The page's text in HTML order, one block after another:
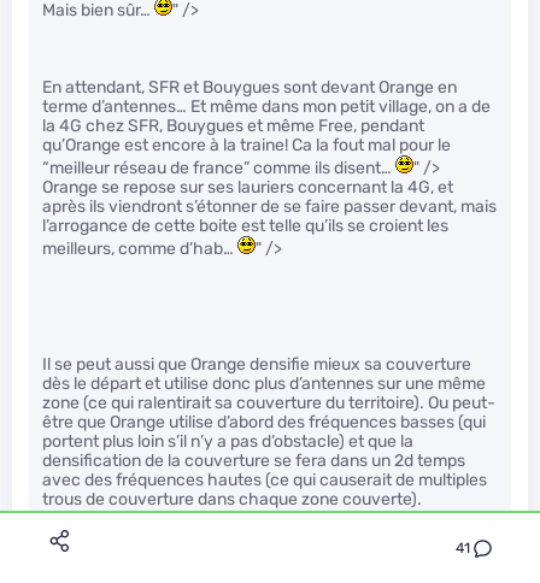
41
Mais bien sûr… " />
En attendant, SFR et Bouygues sont devant Orange en
terme d’antennes… Et même dans mon petit village, on a de
la 4G chez SFR, Bouygues et même Free, pendant
qu’Orange est encore à la traine! Ca la fout mal pour le
“meilleur réseau de france” comme ils disent…
" />
Orange se repose sur ses lauriers concernant la 4G, et
après ils viendront s’étonner de se faire passer devant, mais
l’arrogance de cette boite est telle qu’ils se croient les
meilleurs, comme d’hab…
" />
Il se peut aussi que Orange densifie mieux sa couverture
dès le départ et utilise donc plus d’antennes sur une même
zone (ce qui ralentirait sa couverture du territoire). Ou peut-
être que Orange utilise d’abord des fréquences basses (qui
portent plus loin s’il n’y a pas d’obstacle) et que la
densification de la couverture se fera dans un 2d temps
avec des fréquences hautes (ce qui causerait de multiples
trous de couverture dans chaque zone couverte).